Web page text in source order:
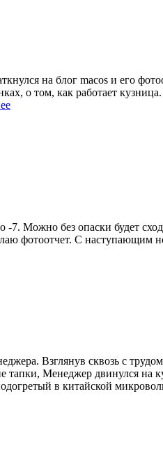
на блог macos и его
о том, как работает
Можно без опаски будет
фотоотчет. С наступающим
Взглянув сквозь с
тапки, Менеджер двинулся
в китайской